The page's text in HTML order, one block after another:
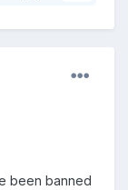
been banned